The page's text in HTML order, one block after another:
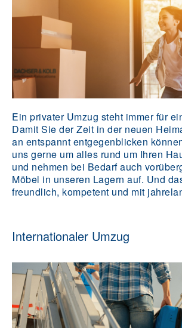
Ein privater Umzug steht immer für
Damit Sie der Zeit in der neuen
an entspannt entgegenblicken
uns gerne um alles rund um Ihren
und nehmen bei Bedarf auch
Möbel in unseren Lagern auf. Und
freundlich, kompetent und mit
Internationaler Umzug